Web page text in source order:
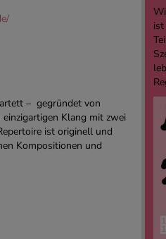
– gegründet von
Klang mit zwei
ist originell und
Kompositionen und